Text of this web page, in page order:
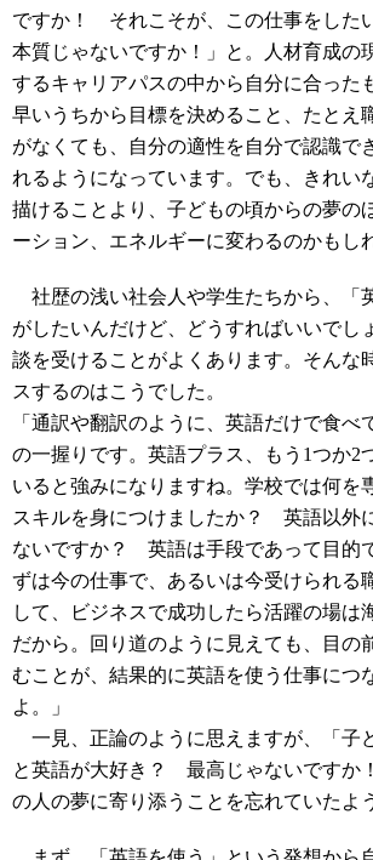
ですか！ それこそが、この仕事をした
本質じゃないですか！」と。人材育成の
するキャリアパスの中から自分に合った
早いうちから目標を決めること、たとえ
がなくても、自分の適性を自分で認識で
れるようになっています。でも、きれい
描けることより、子どもの頃からの夢の
ーション、エネルギーに変わるのかもし
社歴の浅い社会人や学生たちから、「
がしたいんだけど、どうすればいいでし
談を受けることがよくあります。そんな
スするのはこうでした。
「通訳や翻訳のように、英語だけで食べ
の一握りです。英語プラス、もう1つか2
いると強みになりますね。学校では何を
スキルを身につけましたか？ 英語以外
ないですか？ 英語は手段であって目的
ずは今の仕事で、あるいは今受けられる
して、ビジネスで成功したら活躍の場は
だから。回り道のように見えても、目の
むことが、結果的に英語を使う仕事につ
よ。」
一見、正論のように思えますが、「子
と英語が大好き？ 最高じゃないですか
の人の夢に寄り添うことを忘れていたよ